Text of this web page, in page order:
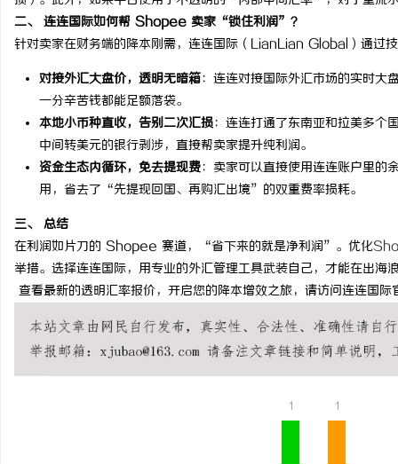
二、 连连国际如何帮 Shopee 卖家“锁住利润”？
针对卖家在财务端的降本刚需，连连国际（LianLian Global）通过
对接外汇大盘价，透明无暗箱：连连对接国际外汇市场的实时大
一分辛苦钱都能足额落袋。
本地小币种直收，告别二次汇损：连连打通了东南亚和拉美多个
中间转美元的银行剥涉，直接帮卖家提升纯利润。
资金生态内循环，免去提现费：卖家可以直接使用连连账户里的
用，省去了“先提现回国、再购汇出境”的双重费率损耗。
三、 总结
在利润如片刀的 Shopee 赛道，“省下来的就是净利润”。优化
举措。选择连连国际，用专业的外汇管理工具武装自己，才能在出海
查看最新的透明汇率报价，开启您的降本增效之旅，请访问连连国际
1 1
秘！专业充电桩项目软件开发商，究竟藏着
些行业秘诀？
贝净 AC 国际医疗实验
全解析